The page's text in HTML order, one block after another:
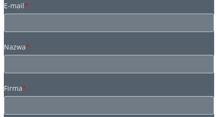
E-mail*
Nazwa*
Firma*